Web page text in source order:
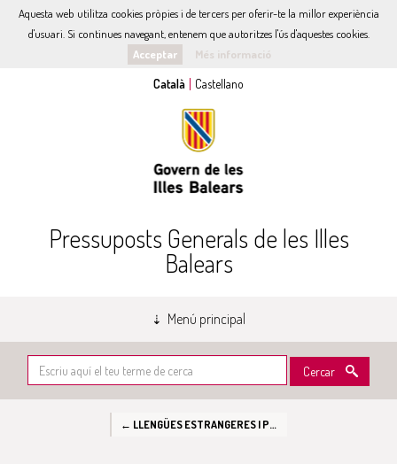
Aquesta web utilitza cookies pròpies i de tercers per oferir-te la millor experiència
d'usuari. Si continues navegant, entenem que autoritzes l'ús d'aquestes cookies.
Acceptar
Més informació
Pressuposts Generals de les Illes
Balears
Menú principal
Cercar
← LLENGÜES ESTRANGERES I PROJECTES INTERNACIONALS